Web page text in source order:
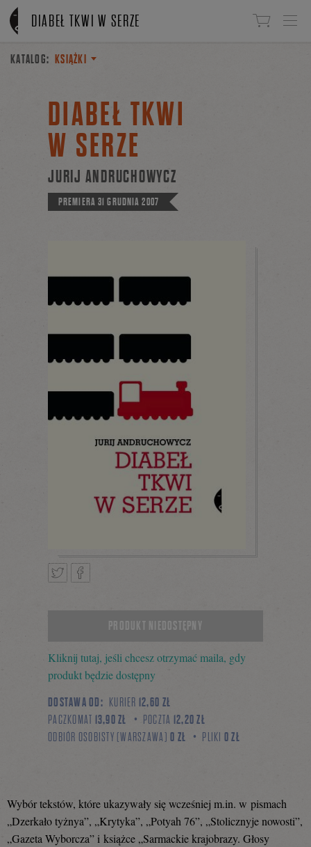
Linki do przejścia
DIABEŁ TKWI W SERZE
KATALOG: KSIĄŻKI
DIABEŁ TKWI
W SERZE
JURIJ ANDRUCHOWYCZ
PREMIERA31 GRUDNIA 2007
się
na
PRODUKT NIEDOSTĘPNY
Kliknij tutaj, jeśli chcesz otrzymać maila, gdy
produkt będzie dostępny
DOSTAWA OD: KURIER 12,60 ZŁ
PACZKOMAT 13,90 ZŁ POCZTA 12,20 ZŁ
ODBIÓR OSOBISTY (WARSZAWA) 0 ZŁ PLIKI 0 ZŁ
Wybór tekstów, które ukazywały się wcześniej m.in. w pismach
„Dzerkało tyżnya”, „Krytyka”, „Potyah 76”, „Stolicznyje nowosti”,
„Gazeta Wyborcza” i książce „Sarmackie krajobrazy. Głosy